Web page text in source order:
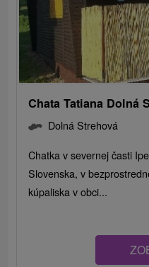
Chata Tatiana Dolná
Dolná Strehová
Chatka v severnej časti
Slovenska, v
kúpaliska v obci...